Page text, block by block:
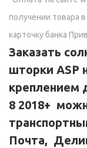
получении товара
карточку банка
Заказать
шторки ASP
креплением
8 2018+
Почта,